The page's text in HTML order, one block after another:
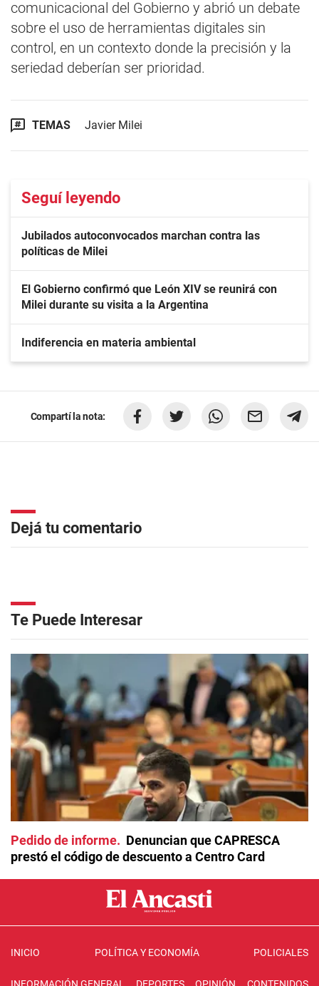
comunicacional del Gobierno y abrió un debate
sobre el uso de herramientas digitales sin
control, en un contexto donde la precisión y la
seriedad deberían ser prioridad.
TEMAS Javier Milei
Seguí leyendo
Jubilados autoconvocados marchan contra las
políticas de Milei
El Gobierno confirmó que León XIV se reunirá con
Milei durante su visita a la Argentina
Indiferencia en materia ambiental
Compartí la nota:
Dejá tu comentario
Te Puede Interesar
Pedido de informe
Denuncian que CAPRESCA
prestó el código de descuento a Centro Card
INICIO POLÍTICA Y ECONOMÍA POLICIALES